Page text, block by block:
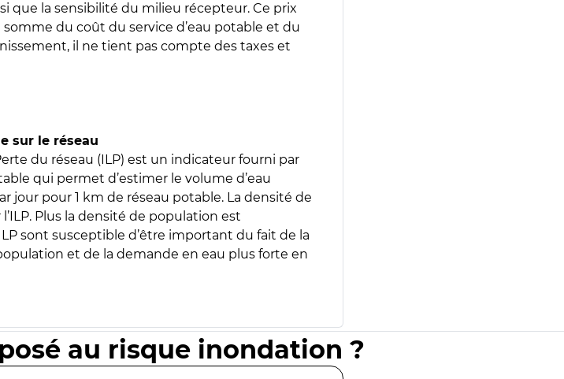
que la sensibilité du milieu récepteur. Ce prix
du coût du service d’eau potable et du
il ne tient pas compte des taxes et
sur le réseau
du réseau (ILP) est un indicateur fourni par
qui permet d’estimer le volume d’eau
jour pour 1 km de réseau potable. La densité de
Plus la densité de population est
sont susceptible d’être important du fait de la
et de la demande en eau plus forte en
au risque inondation ?